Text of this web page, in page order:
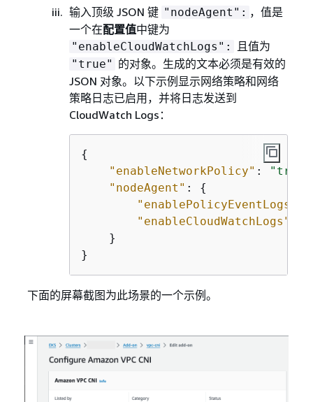
输入顶级 JSON 键 "nodeAgent": ，值是
一个在配置值中键为
"enableCloudWatchLogs": 且值为
"true" 的对象。生成的文本必须是有效的
JSON 对象。以下示例显示网络策略和网络
策略日志已启用，并将日志发送到
CloudWatch Logs：
{
"enableNetworkPolicy" : "true"
"nodeAgent" : {
"enablePolicyEventLogs"
"enableCloudWatchLogs"
    }
}
下面的屏幕截图为此场景的一个示例。